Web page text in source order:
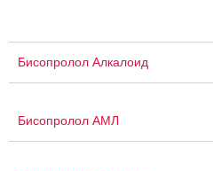
Бисопролол Алкалоид
Бисопролол АМЛ